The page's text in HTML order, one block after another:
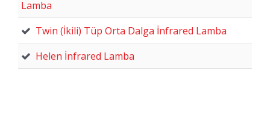
Lamba
Twin (İkili) Tüp Orta Dalga İnfrared Lamba
Helen İnfrared Lamba